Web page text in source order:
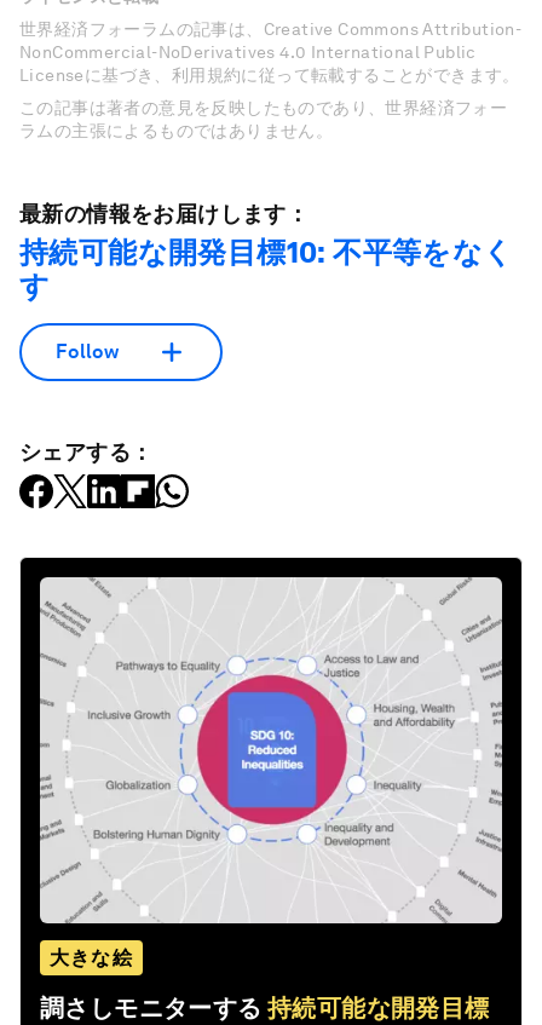
世界経済フォーラムの記事は、Creative Commons Attribution-
NonCommercial-NoDerivatives 4.0 International Public
Licenseに基づき、利用規約に従って転載することができます。
この記事は著者の意見を反映したものであり、世界経済フォー
ラムの主張によるものではありません。
最新の情報をお届けします：
持続可能な開発目標10: 不平等をなく
す
Follow
シェアする：
大きな絵
調さしモニターする 持続可能な開発目標